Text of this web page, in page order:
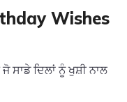
Wishes
ਸਾਡੇ ਦਿਲਾਂ ਨੂੰ ਖੁਸ਼ੀ ਨਾਲ